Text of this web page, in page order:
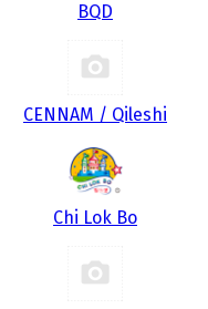
BQD
CENNAM / Qileshi
Chi Lok Bo